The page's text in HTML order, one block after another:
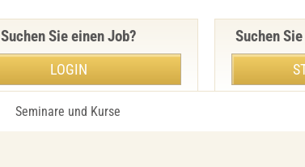
Seminare und Kurse
Suchen Sie einen Job?
LOGIN
Suchen